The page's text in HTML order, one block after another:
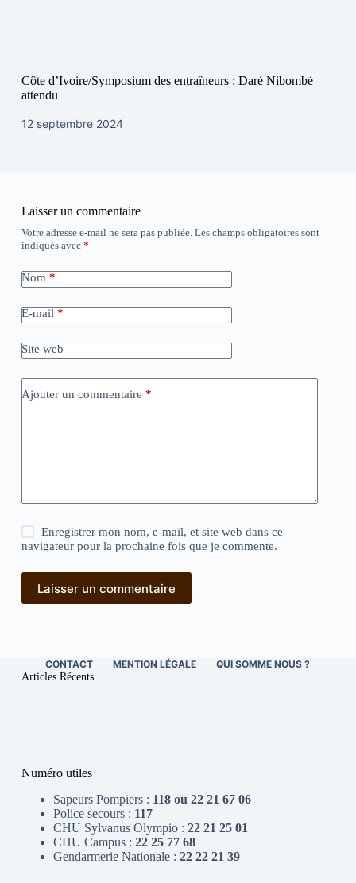
Côte d’Ivoire/Symposium des entraîneurs : Daré Nibombé
attendu
12 septembre 2024
Laisser un commentaire
Votre adresse e-mail ne sera pas publiée. Les champs obligatoires sont
indiqués avec *
Nom *
E-mail *
Site web
Ajouter un commentaire *
Enregistrer mon nom, e-mail, et site web dans ce
navigateur pour la prochaine fois que je commente.
Laisser un commentaire
CONTACT MENTION LÉGALE QUI SOMME NOUS ?
Articles Récents
Numéro utiles
Sapeurs Pompiers : 118 ou 22 21 67 06
Police secours : 117
CHU Sylvanus Olympio : 22 21 25 01
CHU Campus : 22 25 77 68
Gendarmerie Nationale : 22 22 21 39